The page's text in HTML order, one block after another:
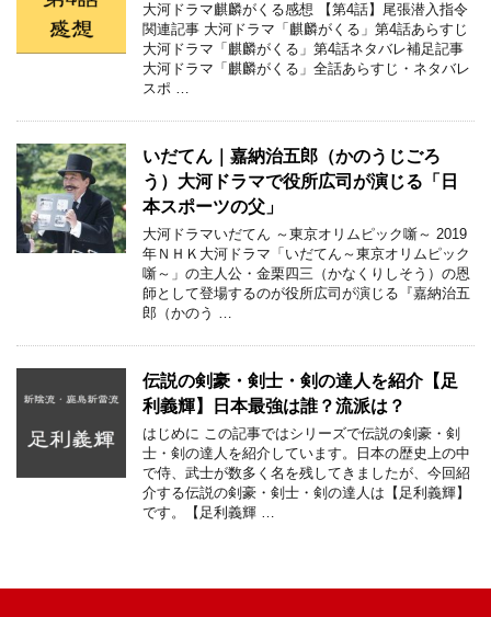
大河ドラマ麒麟がくる感想 【第4話】尾張潜入指令
関連記事 大河ドラマ「麒麟がくる」第4話あらすじ
大河ドラマ「麒麟がくる」第4話ネタバレ補足記事
大河ドラマ「麒麟がくる」全話あらすじ・ネタバレ
スポ …
いだてん｜嘉納治五郎（かのうじごろ
う）大河ドラマで役所広司が演じる「日
本スポーツの父」
大河ドラマいだてん ～東京オリムピック噺～ 2019
年ＮＨＫ大河ドラマ「いだてん～東京オリムピック
噺～」の主人公・金栗四三（かなくりしそう）の恩
師として登場するのが役所広司が演じる『嘉納治五
郎（かのう …
伝説の剣豪・剣士・剣の達人を紹介【足
利義輝】日本最強は誰？流派は？
はじめに この記事ではシリーズで伝説の剣豪・剣
士・剣の達人を紹介しています。日本の歴史上の中
で侍、武士が数多く名を残してきましたが、今回紹
介する伝説の剣豪・剣士・剣の達人は【足利義輝】
です。【足利義輝 …